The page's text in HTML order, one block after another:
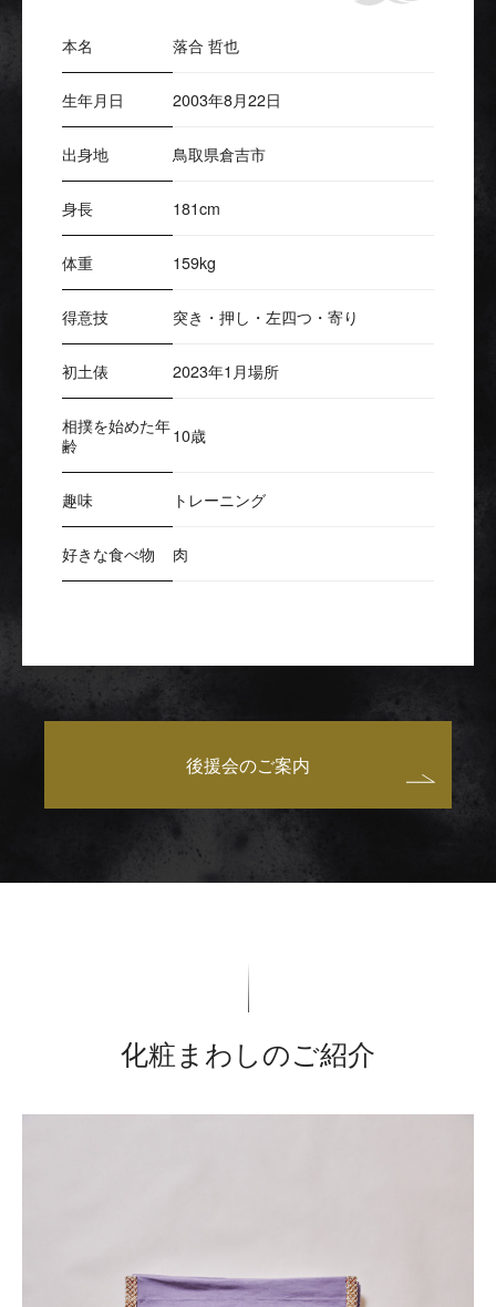
本名 落合 哲也
生年月日 2003年8月22日
出身地 鳥取県倉吉市
身長 181cm
体重 159kg
得意技 突き・押し・左四つ・寄り
初土俵 2023年1月場所
相撲を始めた年
齢
10歳
趣味 トレーニング
好きな食べ物 肉
後援会のご案内
化粧まわしのご紹介